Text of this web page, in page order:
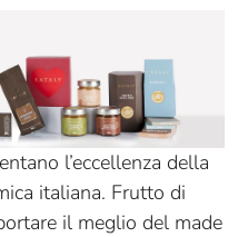
l’eccellenza della
italiana. Frutto di
il meglio del made